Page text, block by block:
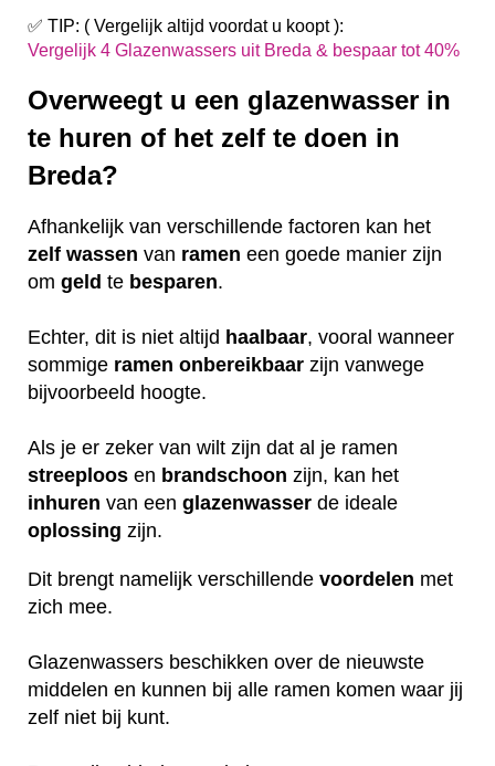
✅ TIP: ( Vergelijk altijd voordat u koopt ):
Vergelijk 4 Glazenwassers uit Breda & bespaar tot 40%
Overweegt u een glazenwasser in
te huren of het zelf te doen in
Breda?
Afhankelijk van verschillende factoren kan het
zelf wassen van ramen een goede manier zijn
om geld te besparen.
Echter, dit is niet altijd haalbaar, vooral wanneer
sommige ramen onbereikbaar zijn vanwege
bijvoorbeeld hoogte.
Als je er zeker van wilt zijn dat al je ramen
streeploos en brandschoon zijn, kan het
inhuren van een glazenwasser de ideale
oplossing zijn.
Dit brengt namelijk verschillende voordelen met
zich mee.
Glazenwassers beschikken over de nieuwste
middelen en kunnen bij alle ramen komen waar jij
zelf niet bij kunt.